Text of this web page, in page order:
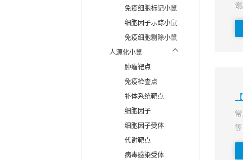
免疫细胞标记小鼠
细胞因子示踪小鼠
免疫细胞剔除小鼠
人源化小鼠
肿瘤靶点
免疫检查点
补体系统靶点
细胞因子
细胞因子受体
代谢靶点
病毒感染受体